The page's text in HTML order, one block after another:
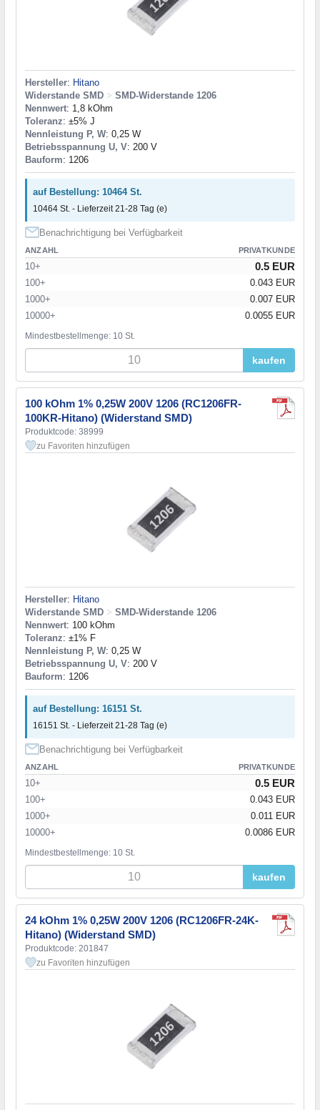
Hersteller: Hitano
Widerstande SMD > SMD-Widerstande 1206
Nennwert: 1,8 kOhm
Toleranz: ±5% J
Nennleistung P, W: 0,25 W
Betriebsspannung U, V: 200 V
Bauform: 1206
auf Bestellung: 10464 St.
10464 St. - Lieferzeit 21-28 Tag (e)
Benachrichtigung bei Verfügbarkeit
ANZAHL PRIVATKUNDE
10+ 0.5 EUR
100+
0.043 EUR
1000+
0.007 EUR
10000+
0.0055 EUR
Mindestbestellmenge: 10 St.
kaufen
100 kOhm 1% 0,25W 200V 1206 (RC1206FR-
100KR-Hitano) (Widerstand SMD)
Produktcode: 38999
zu Favoriten hinzufügen
Hersteller: Hitano
Widerstande SMD > SMD-Widerstande 1206
Nennwert: 100 kOhm
Toleranz: ±1% F
Nennleistung P, W: 0,25 W
Betriebsspannung U, V: 200 V
Bauform: 1206
auf Bestellung: 16151 St.
16151 St. - Lieferzeit 21-28 Tag (e)
Benachrichtigung bei Verfügbarkeit
ANZAHL PRIVATKUNDE
10+ 0.5 EUR
100+
0.043 EUR
1000+
0.011 EUR
10000+
0.0086 EUR
Mindestbestellmenge: 10 St.
kaufen
24 kOhm 1% 0,25W 200V 1206 (RC1206FR-24K-
Hitano) (Widerstand SMD)
Produktcode: 201847
zu Favoriten hinzufügen